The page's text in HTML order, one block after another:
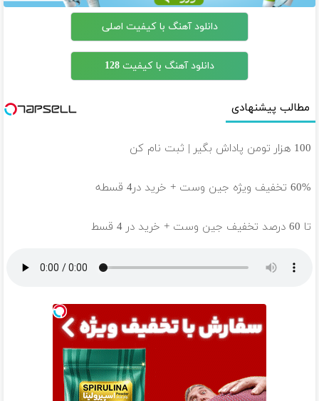
دانلود آهنگ با کیفیت اصلی
دانلود آهنگ با کیفیت 128
مطالب پیشنهادی
100 هزار تومن پاداش بگیر | ثبت نام کن
60% تخفیف ویژه جین وست + خرید در4 قسطه
تا 60 درصد تخفیف جین وست + خرید در 4 قسط